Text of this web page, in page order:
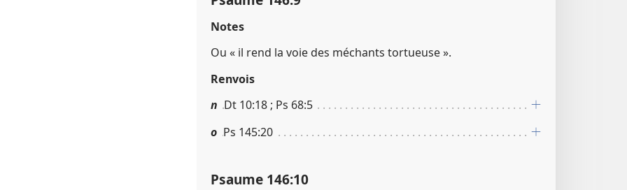
Notes
Ou « il rend la voie des méchants tortueuse ».
Renvois
n Dt 10​:​18 ; Ps 68​:​5
o Ps 145​:​20
Psaume 146​:​10